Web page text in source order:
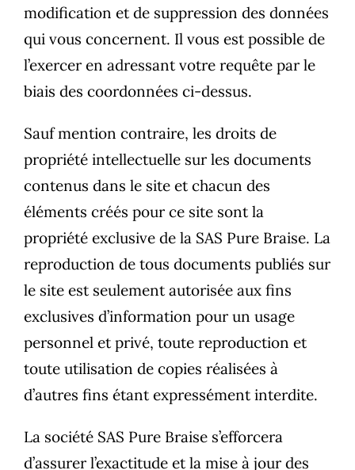
modification et de suppression des données
qui vous concernent. Il vous est possible de
l’exercer en adressant votre requête par le
biais des coordonnées ci-dessus.
Sauf mention contraire, les droits de
propriété intellectuelle sur les documents
contenus dans le site et chacun des
éléments créés pour ce site sont la
propriété exclusive de la SAS Pure Braise. La
reproduction de tous documents publiés sur
le site est seulement autorisée aux fins
exclusives d’information pour un usage
personnel et privé, toute reproduction et
toute utilisation de copies réalisées à
d’autres fins étant expressément interdite.
La société SAS Pure Braise s’efforcera
d’assurer l’exactitude et la mise à jour des